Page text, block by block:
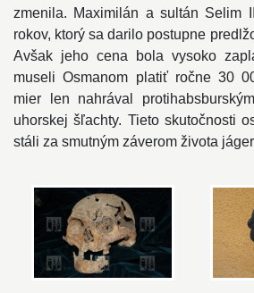
zmenila. Maximilán a sultán Selim
rokov, ktorý sa darilo postupne
Avšak jeho cena bola vysoko
museli Osmanom platiť ročne 30
mier len nahrával
uhorskej šľachty. Tieto skutočnosti
stáli za smutným záverom života